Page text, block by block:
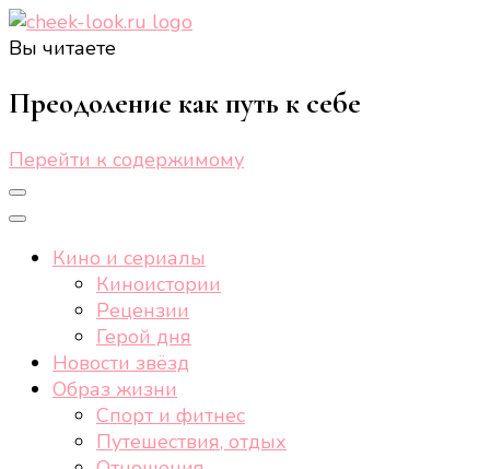
здоровом образе жизни, спорте, стиле, отдыхе и
еде.
Вы читаете
Преодоление как путь к себе
Перейти к содержимому
Кино и сериалы
Киноистории
Рецензии
Герой дня
Новости звёзд
Образ жизни
Спорт и фитнес
Путешествия, отдых